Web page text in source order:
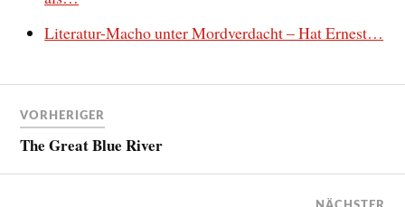
Literatur-Macho unter Mordverdacht – Hat Ernest…
VORHERIGER
The Great Blue River